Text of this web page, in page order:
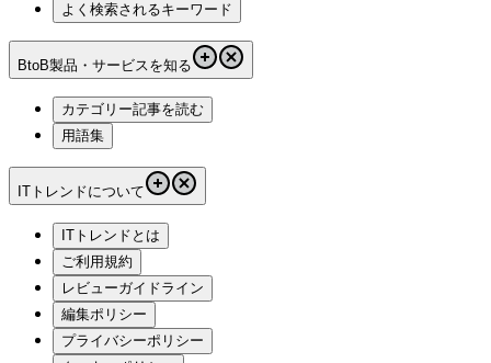
よく検索されるキーワード
BtoB製品・サービスを知る
カテゴリー記事を読む
用語集
ITトレンドについて
ITトレンドとは
ご利用規約
レビューガイドライン
編集ポリシー
プライバシーポリシー